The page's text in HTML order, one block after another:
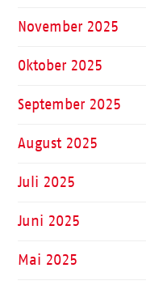
November 2025
Oktober 2025
September 2025
August 2025
Juli 2025
Juni 2025
Mai 2025